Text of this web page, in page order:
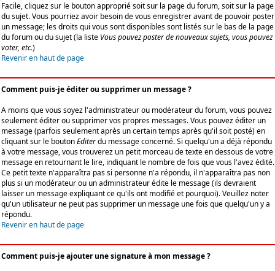
Facile, cliquez sur le bouton approprié soit sur la page du forum, soit sur la page
du sujet. Vous pourriez avoir besoin de vous enregistrer avant de pouvoir poster
un message; les droits qui vous sont disponibles sont listés sur le bas de la page
du forum ou du sujet (la liste Vous pouvez poster de nouveaux sujets, vous pouvez
voter, etc.)
Revenir en haut de page
Comment puis-je éditer ou supprimer un message ?
A moins que vous soyez l'administrateur ou modérateur du forum, vous pouvez
seulement éditer ou supprimer vos propres messages. Vous pouvez éditer un
message (parfois seulement après un certain temps après qu'il soit posté) en
cliquant sur le boutonEditerdu message concerné. Si quelqu'un a déjà répondu
à votre message, vous trouverez un petit morceau de texte en dessous de votre
message en retournant le lire, indiquant le nombre de fois que vous l'avez édité.
Ce petit texte n'apparaîtra pas si personne n'a répondu, il n'apparaîtra pas non
plus si un modérateur ou un administrateur édite le message (ils devraient
laisser un message expliquant ce qu'ils ont modifié et pourquoi). Veuillez noter
qu'un utilisateur ne peut pas supprimer un message une fois que quelqu'un y a
répondu.
Revenir en haut de page
Comment puis-je ajouter une signature à mon message ?